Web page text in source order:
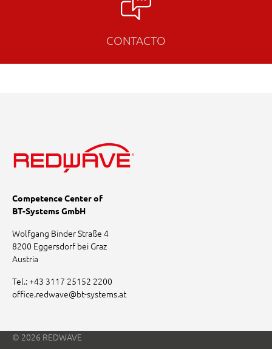
CONTACTO
Competence Center of
BT-Systems GmbH
Wolfgang Binder Straße 4
8200 Eggersdorf bei Graz
Austria
Tel.:+43 3117 25152 2200
office.redwave@bt-systems.at
© 2026 REDWAVE